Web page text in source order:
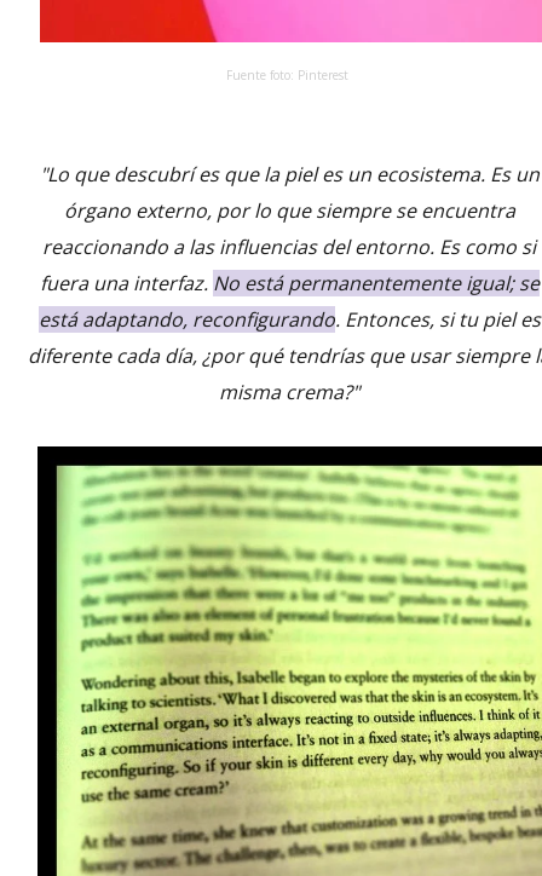
Fuente foto: Pinterest
"Lo que descubrí es que la piel es un ecosistema. Es un
órgano externo, por lo que siempre se encuentra
reaccionando a las influencias del entorno. Es como si
fuera una interfaz. No está permanentemente igual; se
está adaptando, reconfigurando. Entonces, si tu piel es
diferente cada día, ¿por qué tendrías que usar siempre
misma crema?"